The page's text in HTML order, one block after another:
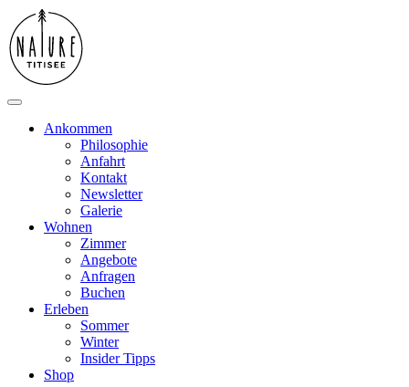
Ankommen
Philosophie
Anfahrt
Kontakt
Newsletter
Galerie
Wohnen
Zimmer
Angebote
Anfragen
Buchen
Erleben
Sommer
Winter
Insider Tipps
Shop